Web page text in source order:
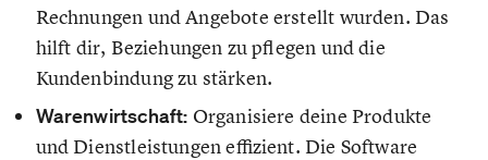
Rechnungen und Angebote erstellt wurden. Das
hilft dir, Beziehungen zu pflegen und die
Kundenbindung zu stärken.
Warenwirtschaft: Organisiere deine Produkte
und Dienstleistungen effizient. Die Software